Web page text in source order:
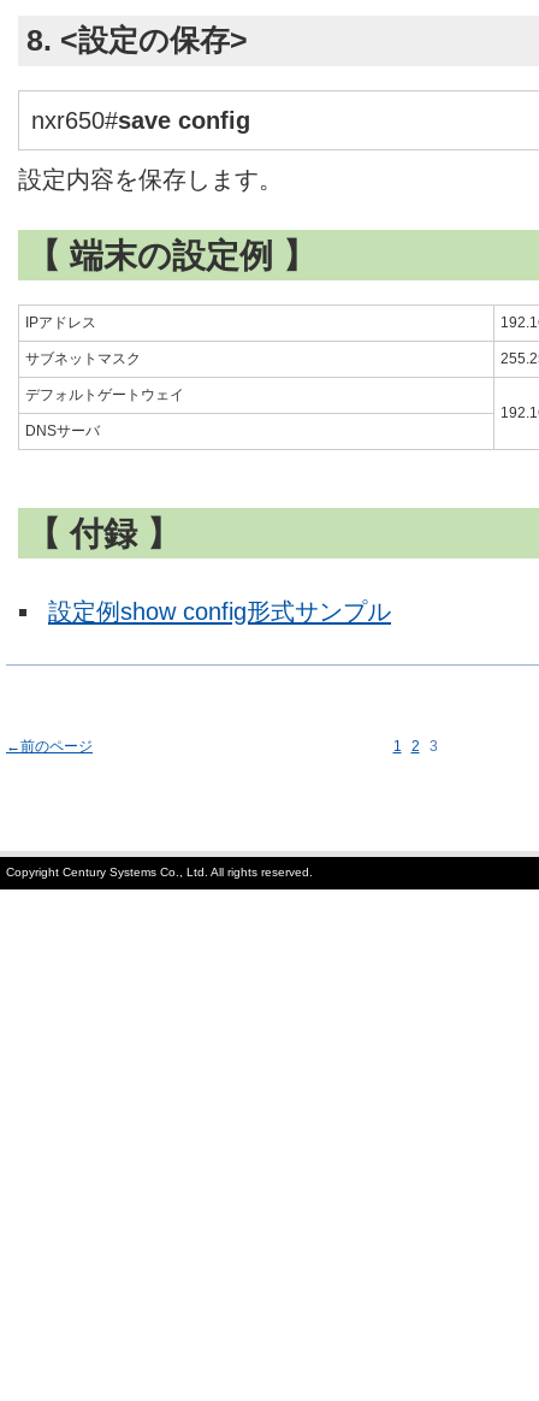
8. <設定の保存>
nxr650#save config
設定内容を保存します。
【 端末の設定例 】
IPアドレス
サブネットマスク
デフォルトゲートウェイ
DNSサーバ
【 付録 】
設定例show config形式サンプル
←前のページ 1 2 3
Copyright Century Systems Co., Ltd. All rights reserved.